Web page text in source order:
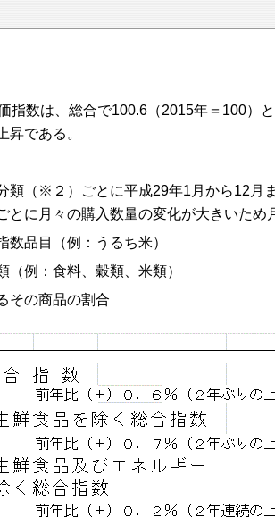
数は、総合で100.6（2015年＝100）
昇である。
（※２）ごとに平成29年1月から12月
とに月々の購入数量の変化が大きいた
品目（例：うるち米）
例：食料、穀類、米類）
の商品の割合